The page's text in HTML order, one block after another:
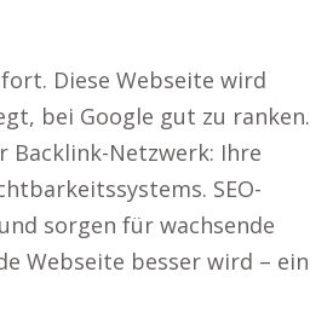
Diese Webseite wird
bei Google gut zu ranken.
Backlink-Netzwerk: Ihre
SEO-
sorgen für wachsende
Webseite besser wird – ein